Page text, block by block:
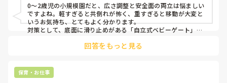
0〜2歳児の小規模園だと、広さ調整と安全面の両立は悩ましい
ですよね。軽すぎると共倒れが怖く、重すぎると移動が大変と
いうお気持ち、とてもよく分かります。
対策として、底面に滑り止めがある「自立式ベビーゲート」な
た、ストッパー付きキャスターをつけたロー棚を仕切りにすれ
り、脚元に水入りペットボトルなどの重りを付けて補強してみ
てくださいね。安全で使いやすい方法が見つかるよう応援して
回答をもっと見る
保育・お仕事